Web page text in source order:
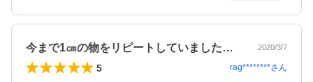
今まで1㎝の物をリピートしていましたが… 2020/3/7
5 rag********さん